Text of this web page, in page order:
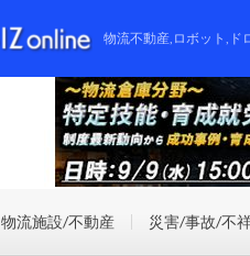
物流不動産,ロボット,ド
物流施設/不動産 災害/事故/不